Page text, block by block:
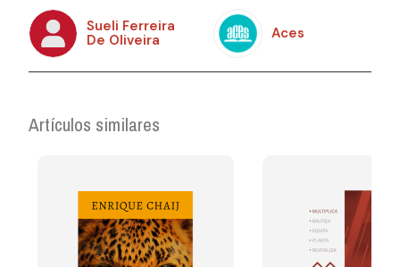
Sueli Ferreira
De Oliveira
Aces
Artículos similares